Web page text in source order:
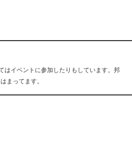
はイベントに参加したりもしています。邦
まってます。